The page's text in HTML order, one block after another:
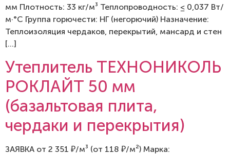
мм Плотность: 33 кг/м³ Теплопроводность: ≤ 0,037 Вт/
м·°C Группа горючести: НГ (негорючий) Назначение:
Теплоизоляция чердаков, перекрытий, мансард и стен
[…]
Утеплитель ТЕХНОНИКОЛЬ
РОКЛАЙТ 50 мм
(базальтовая плита,
чердаки и перекрытия)
ЗАЯВКА от 2 351 ₽/м³ (от 118 ₽/м²) Марка: